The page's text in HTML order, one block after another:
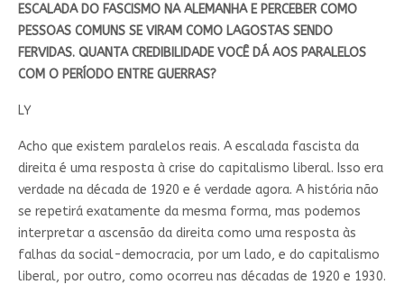
ESCALADA DO FASCISMO NA ALEMANHA E PERCEBER COMO
PESSOAS COMUNS SE VIRAM COMO LAGOSTAS SENDO
FERVIDAS. QUANTA CREDIBILIDADE VOCÊ DÁ AOS PARALELOS
COM O PERÍODO ENTRE GUERRAS?
LY
Acho que existem paralelos reais. A escalada fascista da
direita é uma resposta à crise do capitalismo liberal. Isso era
verdade na década de 1920 e é verdade agora. A história não
se repetirá exatamente da mesma forma, mas podemos
interpretar a ascensão da direita como uma resposta às
falhas da social-democracia, por um lado, e do capitalismo
liberal, por outro, como ocorreu nas décadas de 1920 e 1930.